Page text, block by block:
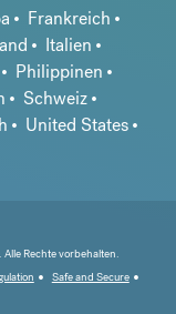
Frankreich
Italien
Philippinen
Schweiz
United States
Rechte vorbehalten.
Safe and Secure